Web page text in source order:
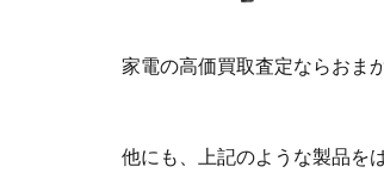
家電の高価買取査定ならおま
他にも、上記のような製品を